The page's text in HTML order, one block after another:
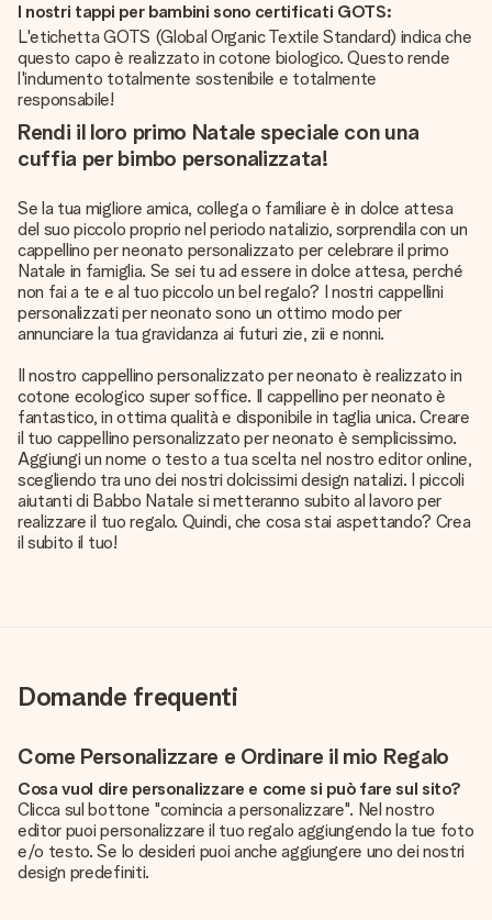
I nostri tappi per bambini sono certificati GOTS:
L'etichetta GOTS (Global Organic Textile Standard) indica che
questo capo è realizzato in cotone biologico. Questo rende
l'indumento totalmente sostenibile e totalmente
responsabile!
Rendi il loro primo Natale speciale con una
cuffia per bimbo personalizzata!
Se la tua migliore amica, collega o familiare è in dolce attesa
del suo piccolo proprio nel periodo natalizio, sorprendila con un
cappellino per neonato personalizzato per celebrare il primo
Natale in famiglia. Se sei tu ad essere in dolce attesa, perché
non fai a te e al tuo piccolo un bel regalo? I nostri cappellini
personalizzati per neonato sono un ottimo modo per
annunciare la tua gravidanza ai futuri zie, zii e nonni.
Il nostro cappellino personalizzato per neonato è realizzato in
cotone ecologico super soffice. Il cappellino per neonato è
fantastico, in ottima qualità e disponibile in taglia unica. Creare
il tuo cappellino personalizzato per neonato è semplicissimo.
Aggiungi un nome o testo a tua scelta nel nostro editor online,
scegliendo tra uno dei nostri dolcissimi design natalizi. I piccoli
aiutanti di Babbo Natale si metteranno subito al lavoro per
realizzare il tuo regalo. Quindi, che cosa stai aspettando? Crea
il subito il tuo!
Domande frequenti
Come Personalizzare e Ordinare il mio Regalo
Cosa vuol dire personalizzare e come si può fare sul sito?
Clicca sul bottone "comincia a personalizzare". Nel nostro
editor puoi personalizzare il tuo regalo aggiungendo la tue foto
e/o testo. Se lo desideri puoi anche aggiungere uno dei nostri
design predefiniti.